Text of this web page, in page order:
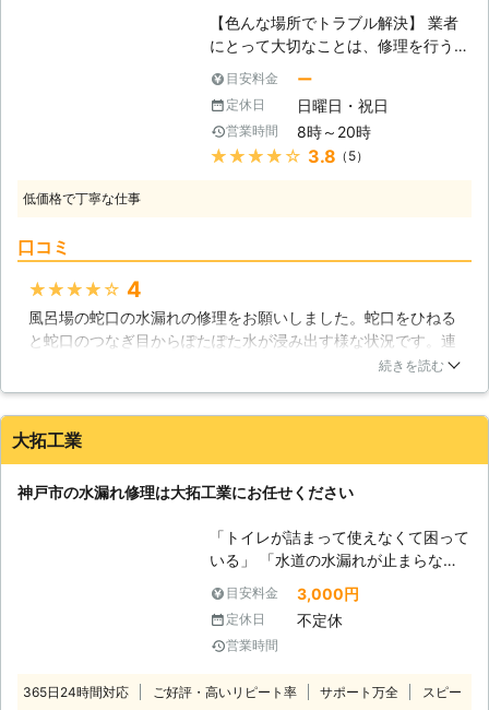
今話題の節水トイレを、安心の価格と
技術でご提供させて頂きます。他にも
ガス給湯器の故障や交換も大幅に値下
げして対応致します！多くの方の信頼
と共に実績を積んできた弊社が、お客
様のトラブルやご要望にお応え致しま
す。社員一同、福島県地域を始め多く
【色んな場所でトラブル解決】 業者
にとって大切なことは、修理を行う場
所を限定しないこと。住宅のお住まい
の方のお悩みを解決するのは当然です
が、お店など他の場所のお悩みも解決
しなければなりません。対応出来る場
所が広ければ、それだけ色んなお客様
に、住宅ではお料理をする為に水を使
いますし、トイレも用を足した後、水
を流しますね。でも、これはどこも同
じこと。当社はどこでも修理工事を行
います。 【何でもご用命ください】
おります。お客様はほんの少しの態度
の変化を見逃しません。ですから、当
社としましては、お客様の立場を重ん
じて対応をしているのです。そうすれ
ば、サービスの流れはスムーズに進み
ますし、お客様との間で余計なトラブ
ルを起こすことも一切ありません。そ
んな、模範的存在である建都コーポレ
ください。
目安料金 ー
定休日 日曜日・祝日
営業時間 8時～20時
★★★★★ 3.8 （5）
低価格で丁寧な仕事
口コミ
★★★★★ 4
風呂場の蛇口の水漏れの修理をお願いしました。蛇口をひねる
と蛇口のつなぎ目からぽたぽた水が浸み出す様な状況です。連
絡すると、翌日作業員の方が2人でいらしてちょっと見たかと
した。連絡してから修理が完了するまで、とても早く済んだの
で素晴らしかったと思います。作業料金も大変リーズナブルだ
います。
2016年12月27日
続きを読む
大拓工業
神戸市の水漏れ修理は大拓工業にお任せください
「トイレが詰まって使えなくて困って
いる」 「水道の水漏れが止まらない
から早く直してほしい」 このような
突然のトラブル時には大拓工業にご依
頼ください。神戸市に拠点を置く地元
密着型で、水のトラブル時にはお客様
つまりから水漏れ修理、水回りのリフ
目安料金 3,000円
定休日 不定休
営業時間
365日24時間対応 ご好評・高いリピート率 サポート万全
スピー